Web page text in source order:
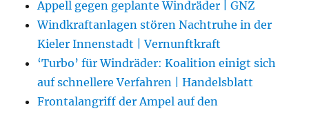
Appell gegen geplante Windräder | GNZ
Windkraftanlagen stören Nachtruhe in der
Kieler Innenstadt | Vernunftkraft
‘Turbo’ für Windräder: Koalition einigt sich
auf schnellere Verfahren | Handelsblatt
Frontalangriff der Ampel auf den